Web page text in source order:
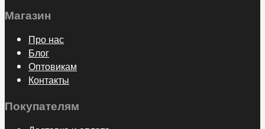
Магазин
Про нас
Блог
Оптовикам
Контакты
Покупателям